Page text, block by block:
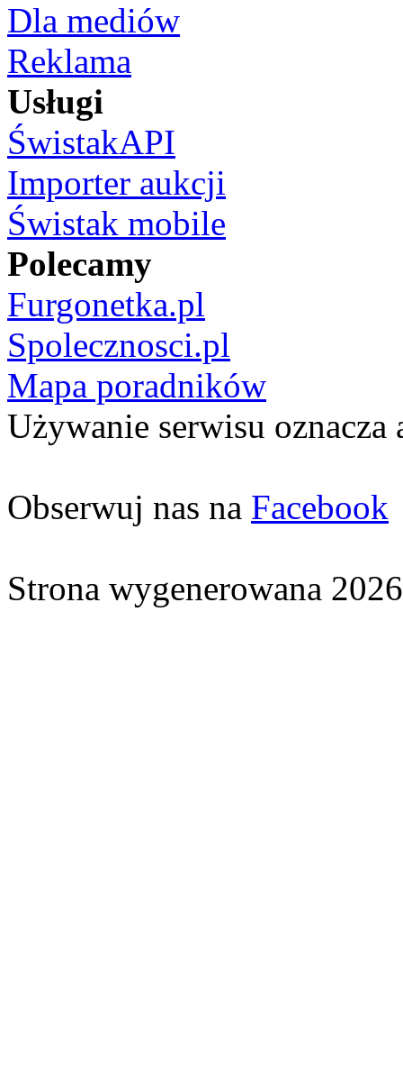
Dla mediów
Reklama
Usługi
ŚwistakAPI
Importer aukcji
Świstak mobile
Polecamy
Furgonetka.pl
Spolecznosci.pl
Mapa poradników
Używanie serwisu oznacza
Obserwuj nas na Facebook
Strona wygenerowana